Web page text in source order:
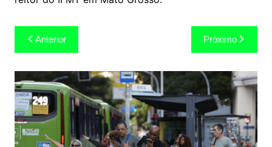
Navegação
de
Post
Anterior Próximo